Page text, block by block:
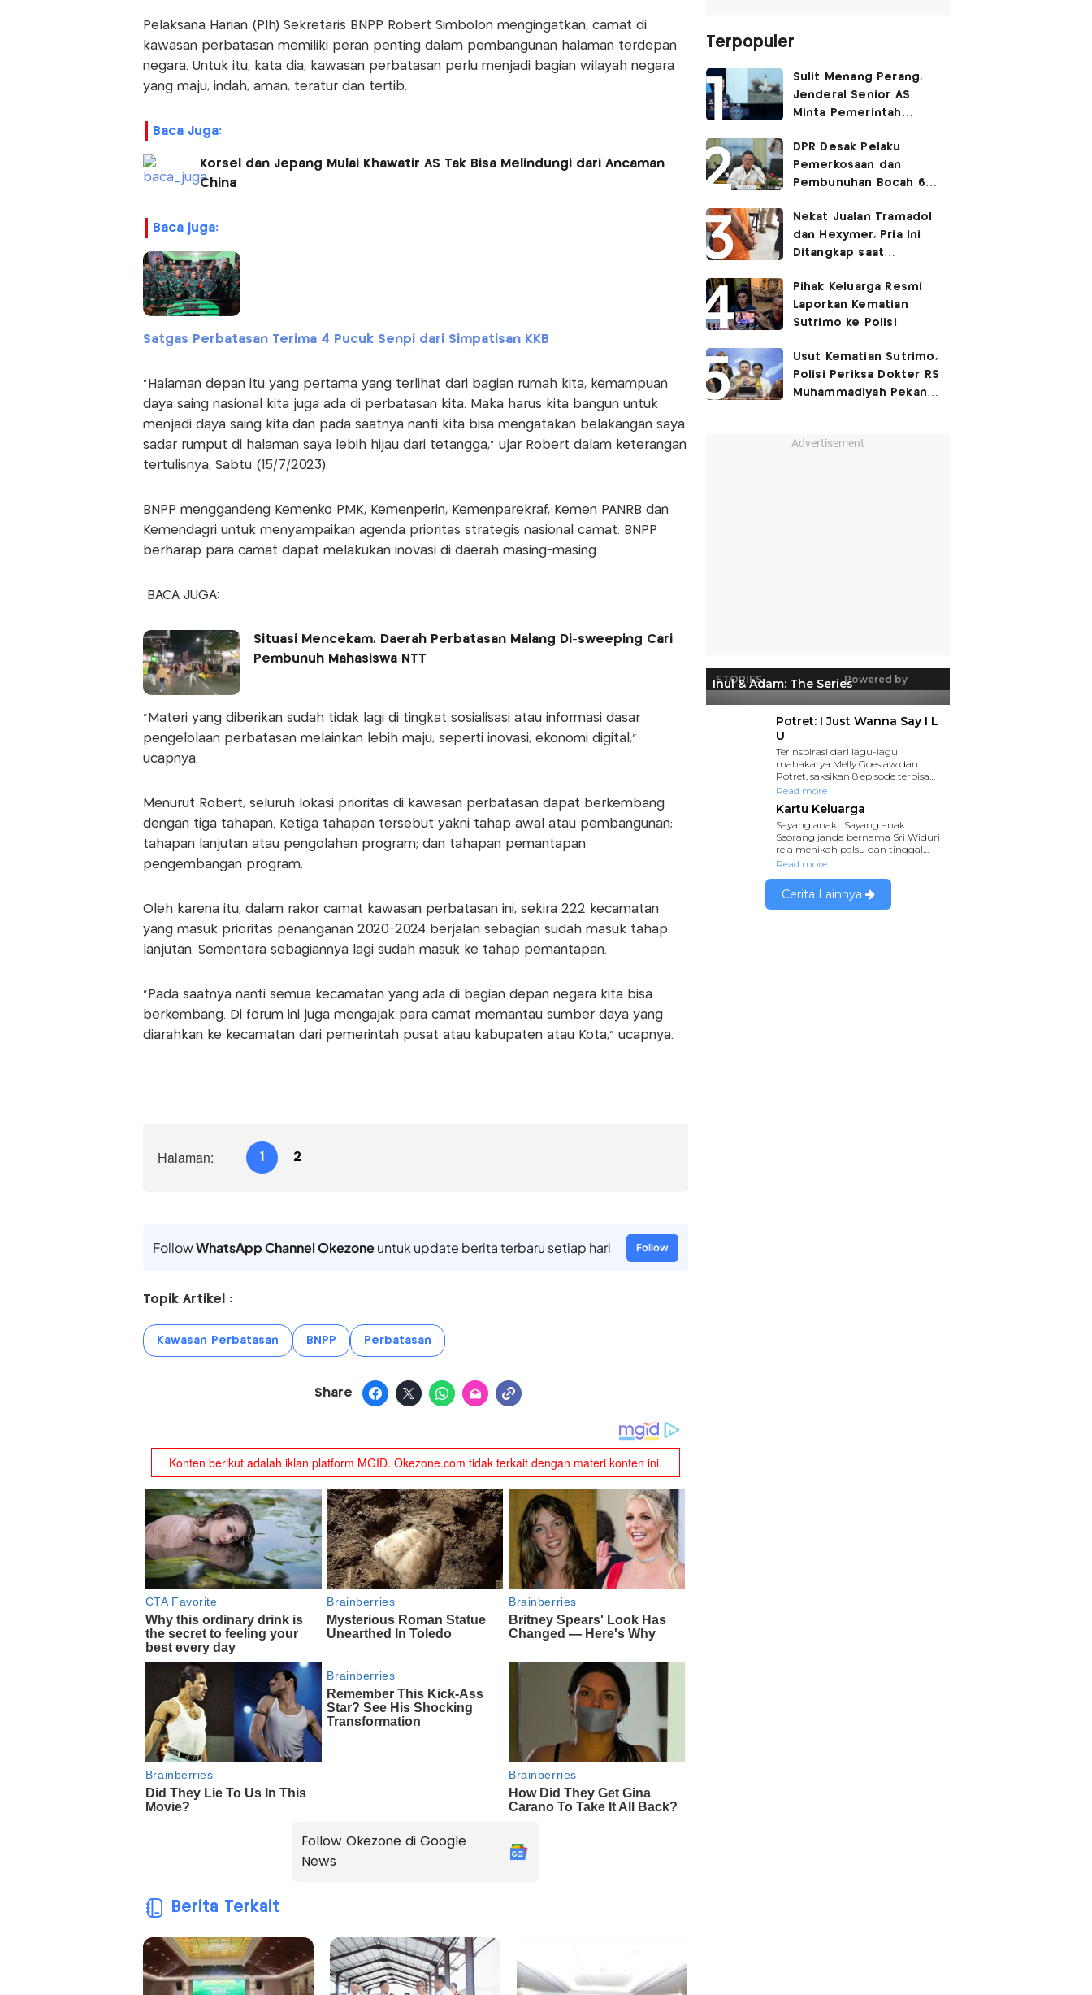
Pelaksana Harian (Plh) Sekretaris BNPP Robert Simbolon mengingatkan, camat di
kawasan perbatasan memiliki peran penting dalam pembangunan halaman terdepan
negara. Untuk itu, kata dia, kawasan perbatasan perlu menjadi bagian wilayah negara
yang maju, indah, aman, teratur dan tertib.
Baca Juga:
Korsel dan Jepang Mulai Khawatir AS Tak Bisa Melindungi dari Ancaman
China
baca juga:
Satgas Perbatasan Terima 4 Pucuk Senpi dari Simpatisan KKB
"Halaman depan itu yang pertama yang terlihat dari bagian rumah kita, kemampuan
daya saing nasional kita juga ada di perbatasan kita. Maka harus kita bangun untuk
menjadi daya saing kita dan pada saatnya nanti kita bisa mengatakan belakangan saya
sadar rumput di halaman saya lebih hijau dari tetangga," ujar Robert dalam keterangan
tertulisnya, Sabtu (15/7/2023).
BNPP menggandeng Kemenko PMK, Kemenperin, Kemenparekraf, Kemen PANRB dan
Kemendagri untuk menyampaikan agenda prioritas strategis nasional camat. BNPP
berharap para camat dapat melakukan inovasi di daerah masing-masing.
BACA JUGA:
Situasi Mencekam, Daerah Perbatasan Malang Di-sweeping Cari
Pembunuh Mahasiswa NTT
"Materi yang diberikan sudah tidak lagi di tingkat sosialisasi atau informasi dasar
pengelolaan perbatasan melainkan lebih maju, seperti inovasi, ekonomi digital,"
ucapnya.
Menurut Robert, seluruh lokasi prioritas di kawasan perbatasan dapat berkembang
dengan tiga tahapan. Ketiga tahapan tersebut yakni tahap awal atau pembangunan;
tahapan lanjutan atau pengolahan program; dan tahapan pemantapan
pengembangan program.
Oleh karena itu, dalam rakor camat kawasan perbatasan ini, sekira 222 kecamatan
yang masuk prioritas penanganan 2020-2024 berjalan sebagian sudah masuk tahap
lanjutan. Sementara sebagiannya lagi sudah masuk ke tahap pemantapan.
"Pada saatnya nanti semua kecamatan yang ada di bagian depan negara kita bisa
berkembang. Di forum ini juga mengajak para camat memantau sumber daya yang
diarahkan ke kecamatan dari pemerintah pusat atau kabupaten atau Kota," ucapnya.
Halaman: 1 2
FollowWhatsApp Channel Okezoneuntuk update berita terbaru setiap hari Follow
Topik Artikel :
Kawasan Perbatasan BNPP Perbatasan
Share
Follow Okezone di Google
News
Berita Terkait
Terpopuler
Sulit Menang Perang,
Jenderal Senior AS
Minta Pemerintah
Lawan Iran
DPR Desak Pelaku
Pemerkosaan dan
Pembunuhan Bocah 6
Dihukum Seumur Hidup
Nekat Jualan Tramadol
dan Hexymer, Pria Ini
Ditangkap saat
Pihak Keluarga Resmi
Laporkan Kematian
Sutrimo ke Polisi
Usut Kematian Sutrimo,
Polisi Periksa Dokter RS
Muhammadiyah Pekan
Advertisement